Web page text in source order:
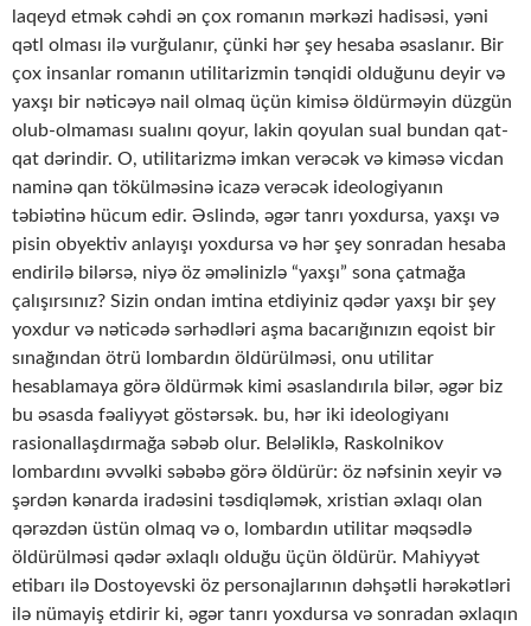
laqeyd etmək cəhdi ən çox romanın mərkəzi hadisəsi, yəni
qətl olması ilə vurğulanır, çünki hər şey hesaba əsaslanır. Bir
çox insanlar romanın utilitarizmin tənqidi olduğunu deyir və
yaxşı bir nəticəyə nail olmaq üçün kimisə öldürməyin düzgün
olub-olmaması sualını qoyur, lakin qoyulan sual bundan qat-
qat dərindir. O, utilitarizmə imkan verəcək və kiməsə vicdan
naminə qan tökülməsinə icazə verəcək ideologiyanın
təbiətinə hücum edir. Əslində, əgər tanrı yoxdursa, yaxşı və
pisin obyektiv anlayışı yoxdursa və hər şey sonradan hesaba
endirilə bilərsə, niyə öz əməlinizlə “yaxşı” sona çatmağa
çalışırsınız? Sizin ondan imtina etdiyiniz qədər yaxşı bir şey
yoxdur və nəticədə sərhədləri aşma bacarığınızın eqoist bir
sınağından ötrü lombardın öldürülməsi, onu utilitar
hesablamaya görə öldürmək kimi əsaslandırıla bilər, əgər biz
bu əsasda fəaliyyət göstərsək. bu, hər iki ideologiyanı
rasionallaşdırmağa səbəb olur. Beləliklə, Raskolnikov
lombardını əvvəlki səbəbə görə öldürür: öz nəfsinin xeyir və
şərdən kənarda iradəsini təsdiqləmək, xristian əxlaqı olan
qərəzdən üstün olmaq və o, lombardın utilitar məqsədlə
öldürülməsi qədər əxlaqlı olduğu üçün öldürür. Mahiyyət
etibarı ilə Dostoyevski öz personajlarının dəhşətli hərəkətləri
ilə nümayiş etdirir ki, əgər tanrı yoxdursa və sonradan əxlaqın